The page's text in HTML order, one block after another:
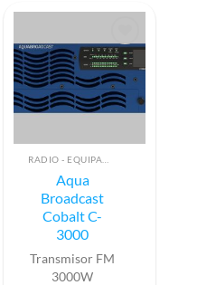
Aqua
Broadcast
Cobalt C-
3000
Transmisor FM
3000W